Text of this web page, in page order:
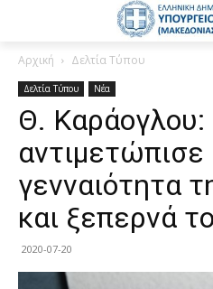
Αρχική Δελτία Τύπου
Δελτία Τύπου Νέα
Θ. Καράογλου:
αντιμετώπισε
γενναιότητα
και ξεπερνά
2020-07-20